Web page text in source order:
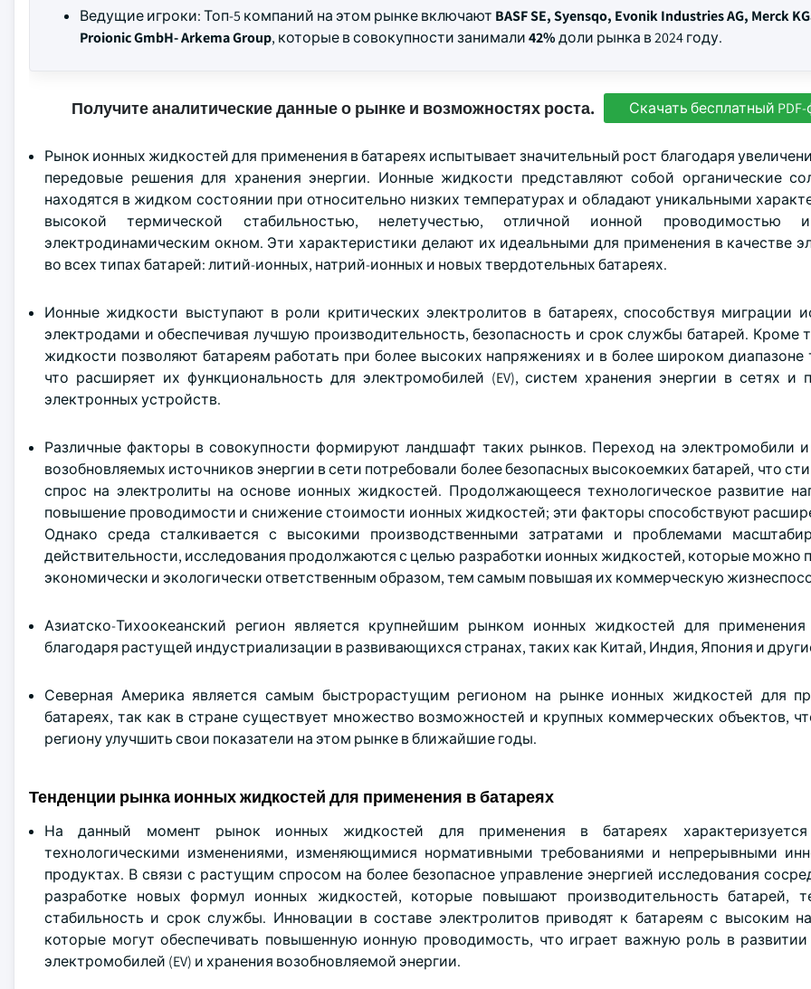
Ведущие игроки: Топ-5 компаний на этом рынке включают BASF SE, Syensqo, Evonik Industries AG, Merck
Proionic GmbH- Arkema Group, которые в совокупности занимали42%доли рынка в 2024 году.
Получите аналитические данные о рынке и возможностях роста. Скачать бесплатный
Рынок ионных жидкостей для применения в батареях испытывает значительный рост благодаря
передовые решения для хранения энергии. Ионные жидкости представляют собой органические
находятся в жидком состоянии при относительно низких температурах и обладают уникальными
высокой термической стабильностью, нелетучестью, отличной ионной проводимостью
электродинамическим окном. Эти характеристики делают их идеальными для применения в качестве
во всех типах батарей: литий-ионных, натрий-ионных и новых твердотельных батареях.
Ионные жидкости выступают в роли критических электролитов в батареях, способствуя миграции
электродами и обеспечивая лучшую производительность, безопасность и срок службы батарей. Кроме
жидкости позволяют батареям работать при более высоких напряжениях и в более широком диапазоне
что расширяет их функциональность для электромобилей (EV), систем хранения энергии в сетях и
электронных устройств.
Различные факторы в совокупности формируют ландшафт таких рынков. Переход на электромобили и
возобновляемых источников энергии в сети потребовали более безопасных высокоемких батарей, что
спрос на электролиты на основе ионных жидкостей. Продолжающееся технологическое развитие
повышение проводимости и снижение стоимости ионных жидкостей; эти факторы способствуют
Однако среда сталкивается с высокими производственными затратами и проблемами
действительности, исследования продолжаются с целью разработки ионных жидкостей, которые можно
экономически и экологически ответственным образом, тем самым повышая их коммерческую
Азиатско-Тихоокеанский регион является крупнейшим рынком ионных жидкостей для
благодаря растущей индустриализации в развивающихся странах, таких как Китай, Индия, Япония и
Северная Америка является самым быстрорастущим регионом на рынке ионных жидкостей для
батареях, так как в стране существует множество возможностей и крупных коммерческих объектов,
региону улучшить свои показатели на этом рынке в ближайшие годы.
Тенденции рынка ионных жидкостей для применения в батареях
На данный момент рынок ионных жидкостей для применения в батареях
технологическими изменениями, изменяющимися нормативными требованиями и непрерывными
продуктах. В связи с растущим спросом на более безопасное управление энергией исследования
разработке новых формул ионных жидкостей, которые повышают производительность батарей,
стабильность и срок службы. Инновации в составе электролитов приводят к батареям с высоким
которые могут обеспечивать повышенную ионную проводимость, что играет важную роль в развитии
электромобилей (EV) и хранения возобновляемой энергии.